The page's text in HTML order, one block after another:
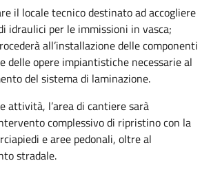
il locale tecnico destinato ad accogliere
idraulici per le immissioni in vasca;
all’installazione delle componenti
delle opere impiantistiche necessarie al
del sistema di laminazione.
attività, l’area di cantiere sarà
complessivo di ripristino con la
e aree pedonali, oltre al
stradale.